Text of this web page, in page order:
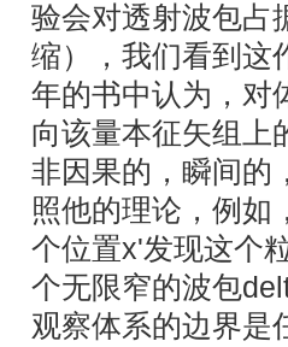
验会对透射波包占
缩），我们看到这
年的书中认为，对
向该量本征矢组上
非因果的，瞬间的
照他的理论，例如
个位置x'发现这个
个无限窄的波包
观察体系的边界是